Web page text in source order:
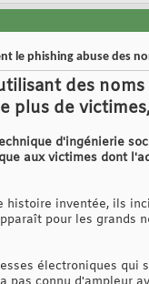
le phishing abuse des
des
plus de
d'ingénierie
aux victimes dont
inventée, ils
pour les grands
électroniques